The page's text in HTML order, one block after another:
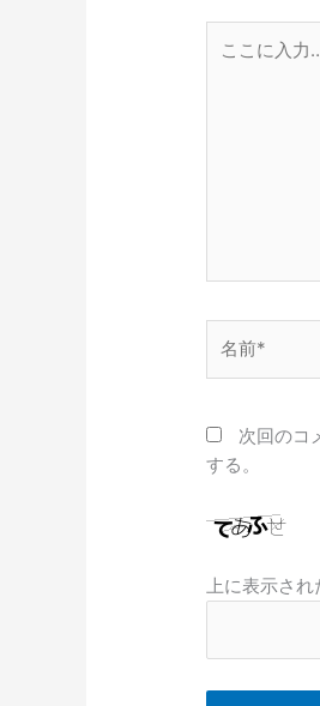
こ
前
次回のコ
する。
上に表示され